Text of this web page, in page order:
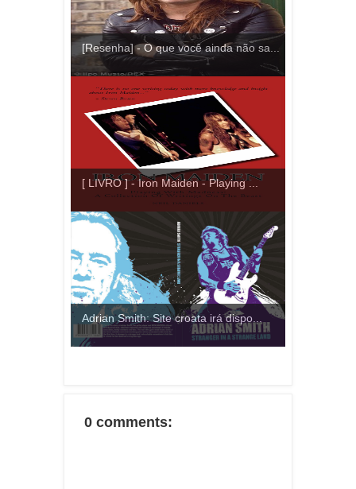
[Resenha] - O que você ainda não sa...
[ LIVRO ] - Iron Maiden - Playing ...
Adrian Smith: Site croata irá dispo...
0 comments: